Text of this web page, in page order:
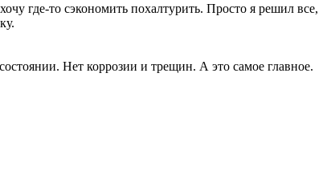
где-то сэкономить похалтурить. Просто я решил все,
Нет коррозии и трещин. А это самое главное.